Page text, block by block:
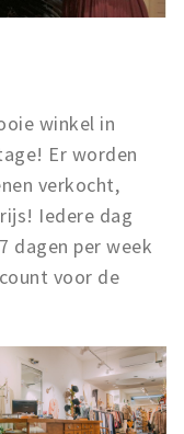
winkel in
Er worden
verkocht,
Iedere dag
dagen per week
voor de